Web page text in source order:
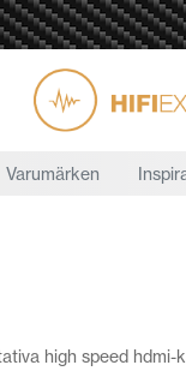
Varumärken
high speed